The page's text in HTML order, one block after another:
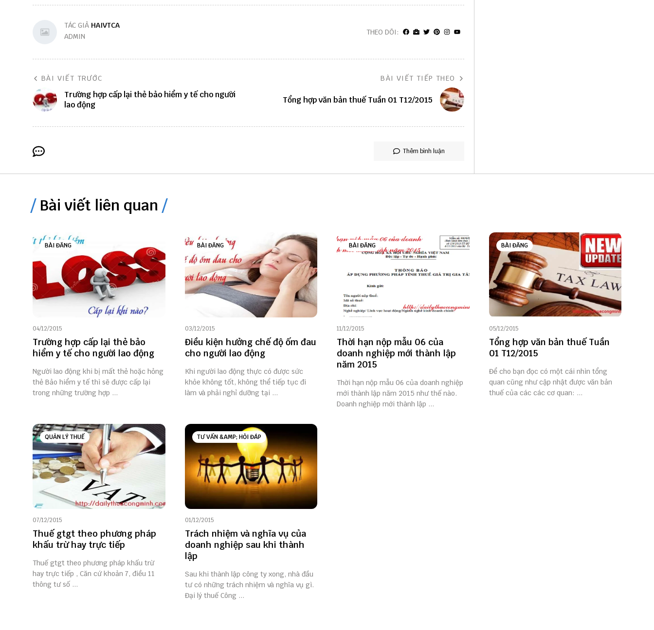
TÁC GIẢ HAIVTCA
ADMIN
THEO DÕI:
BÀI VIẾT TRƯỚC
Trường hợp cấp lại thẻ bảo hiểm y tế cho người
lao động
BÀI VIẾT TIẾP THEO
Tổng hợp văn bản thuế Tuần 01 T12/2015
Thêm bình luận
Bài viết liên quan
BÀI ĐĂNG
04/12/2015
Trường hợp cấp lại thẻ bảo
hiểm y tế cho người lao động
Người lao động khi bị mất thẻ hoặc hỏng
thẻ Bảo hiểm y tế thì sẽ được cấp lại
trong những trường hợp ...
BÀI ĐĂNG
03/12/2015
Điều kiện hưởng chế độ ốm đau
cho người lao động
Khi người lao động thực có được sức
khỏe không tốt, không thể tiếp tục đi
làm và phải nghỉ dưỡng tại ...
BÀI ĐĂNG
11/12/2015
Thời hạn nộp mẫu 06 của
doanh nghiệp mới thành lập
năm 2015
Thời hạn nộp mẫu 06 của doanh nghiệp
mới thành lập năm 2015 như thế nào.
Doanh nghiệp mới thành lập ...
BÀI ĐĂNG
05/12/2015
Tổng hợp văn bản thuế Tuần
01 T12/2015
Để cho bạn đọc có một cái nhìn tổng
quan cũng như cập nhật được văn bản
thuế của các các cơ quan: ...
QUẢN LÝ THUẾ
07/12/2015
Thuế gtgt theo phương pháp
khấu trừ hay trực tiếp
Thuế gtgt theo phương pháp khấu trừ
hay trực tiếp , Căn cứ khoản 7, điều 11
thông tư số ...
TƯ VẤN &AMP; HỎI ĐÁP
01/12/2015
Trách nhiệm và nghĩa vụ của
doanh nghiệp sau khi thành
lập
Sau khi thành lập công ty xong, nhà đầu
tư có những trách nhiệm và nghĩa vụ gì.
Đại lý thuế Công ...